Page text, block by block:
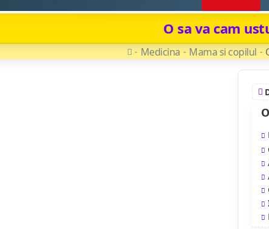
Medicina Mama si copilul
O sa va cam